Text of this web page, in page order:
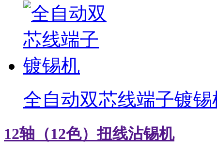
全自动双芯线端子镀锡
12轴（12色）扭线沾锡机